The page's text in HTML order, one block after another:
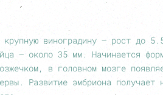
крупную виноградину – рост до
– около 35 мм. Начинается
в головном мозге
Развитие эмбриона получает